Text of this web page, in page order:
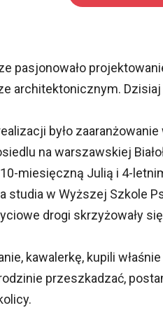
pasjonowało
architektonicznym.
było
na warszawskiej
miesięczną Julią i 4-
studia w Wyższej Szkole
drogi skrzyżowały
kawalerkę, kupili właśnie
przeszkadzać,